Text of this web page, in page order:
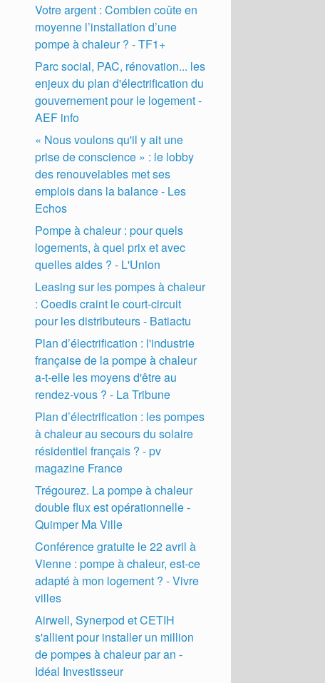
Votre argent : Combien coûte en
moyenne l’installation d’une
pompe à chaleur ? - TF1+
Parc social, PAC, rénovation... les
enjeux du plan d'électrification du
gouvernement pour le logement -
AEF info
« Nous voulons qu'il y ait une
prise de conscience » : le lobby
des renouvelables met ses
emplois dans la balance - Les
Echos
Pompe à chaleur : pour quels
logements, à quel prix et avec
quelles aides ? - L'Union
Leasing sur les pompes à chaleur
: Coedis craint le court-circuit
pour les distributeurs - Batiactu
Plan d’électrification : l'industrie
française de la pompe à chaleur
a-t-elle les moyens d'être au
rendez-vous ? - La Tribune
Plan d’électrification : les pompes
à chaleur au secours du solaire
résidentiel français ? - pv
magazine France
Trégourez. La pompe à chaleur
double flux est opérationnelle -
Quimper Ma Ville
Conférence gratuite le 22 avril à
Vienne : pompe à chaleur, est-ce
adapté à mon logement ? - Vivre
villes
Airwell, Synerpod et CETIH
s'allient pour installer un million
de pompes à chaleur par an -
Idéal Investisseur